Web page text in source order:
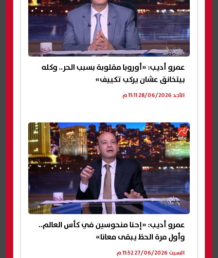
عمرو أديب: «أوروبا مقلوبة بسبب الحر.. وكله
بيتخانق عشان يركب تكييف»
الأحد 28/06/2026 11:11 م
عمرو أديب: «إحنا منحوسين في كأس العالم..
وأول مرة الحظ يبقى معانا»
السبت 27/06/2026 11:52 م